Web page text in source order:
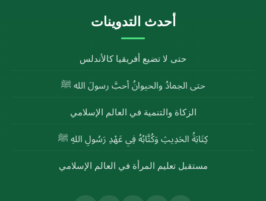
أحدث التدوينات
حتى لا تضيع أفريقيا كالأندلس
حتى الجمادُ والحيوانُ أحبَّ رسولَ الله ﷺ
الزكاة والتنمية في العالم الإسلامي
كِتَابَةُ الحَدِيثِ وَكُتَّابُهُ فِي عَهْدِ رَسُولِ اللهِ ﷺ
مستقبل تعليم المرأة في العالم الإسلامي